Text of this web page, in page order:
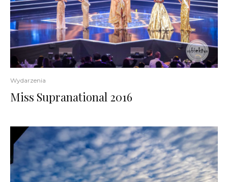
Wydarzenia
Miss Supranational 2016